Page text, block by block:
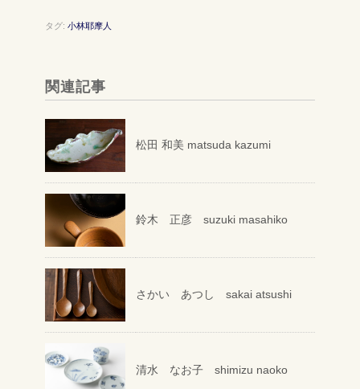
タグ: 小林耶摩人
関連記事
松田 和美 matsuda kazumi
鈴木 正彦 suzuki masahiko
さかい あつし sakai atsushi
清水 なお子 shimizu naoko